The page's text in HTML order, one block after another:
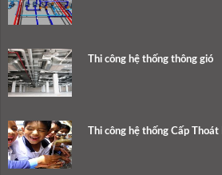
Thi công hệ thống thông gió
Thi công hệ thống Cấp